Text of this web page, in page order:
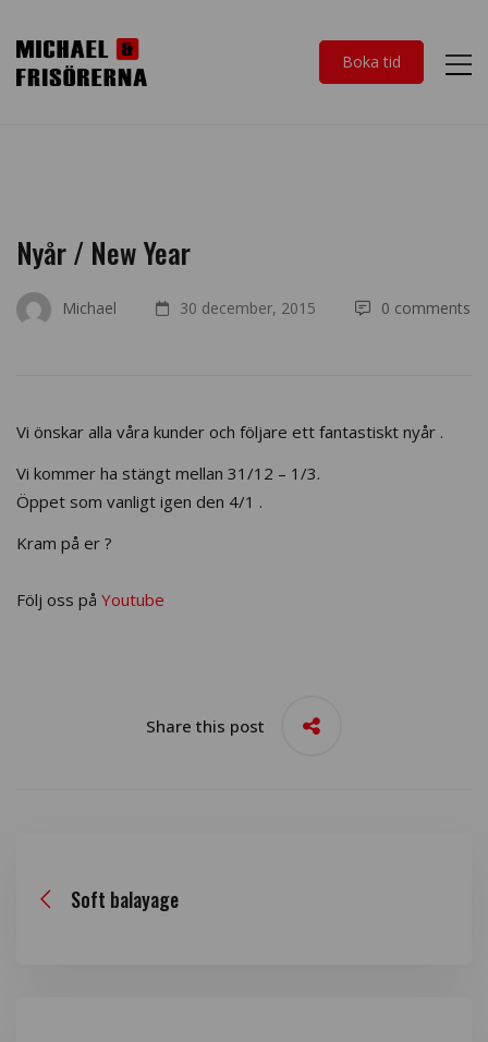
Boka tid
Nyår / New Year
Michael 30 december, 2015 0 comments
Vi önskar alla våra kunder och följare ett fantastiskt nyår .
Vi kommer ha stängt mellan 31/12 – 1/3.
Öppet som vanligt igen den 4/1 .
Kram på er ?
Följ oss på Youtube
Share this post
Soft balayage